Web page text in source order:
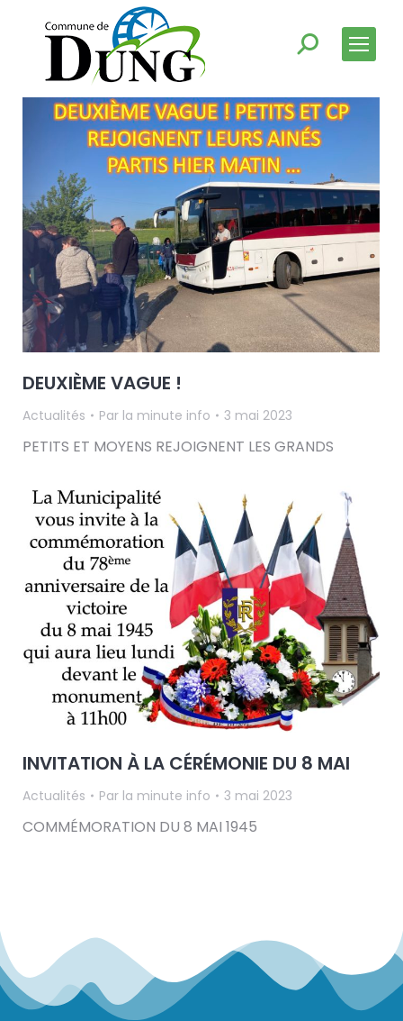
DEUXIÈME VAGUE !
Actualités Par la minute info 3 mai 2023
PETITS ET MOYENS REJOIGNENT LES GRANDS
INVITATION À LA CÉRÉMONIE DU 8 MAI
Actualités Par la minute info 3 mai 2023
COMMÉMORATION DU 8 MAI 1945